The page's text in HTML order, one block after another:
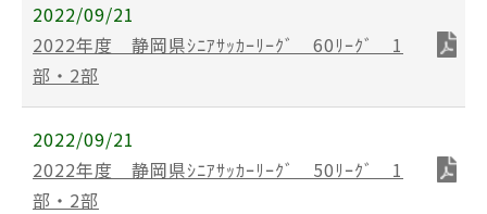
2022/09/21
2022年度 静岡県ｼﾆｱｻｯｶｰﾘｰｸﾞ 60ﾘｰｸﾞ 1
部・2部
2022/09/21
2022年度 静岡県ｼﾆｱｻｯｶｰﾘｰｸﾞ 50ﾘｰｸﾞ 1
部・2部